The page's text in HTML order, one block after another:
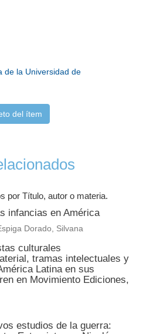
de la Universidad de
del ítem
por Título, autor o materia.
infancias en América
Dorado, Silvana
culturales
tramas intelectuales y
Latina en sus
en Movimiento Ediciones,
estudios de la guerra: